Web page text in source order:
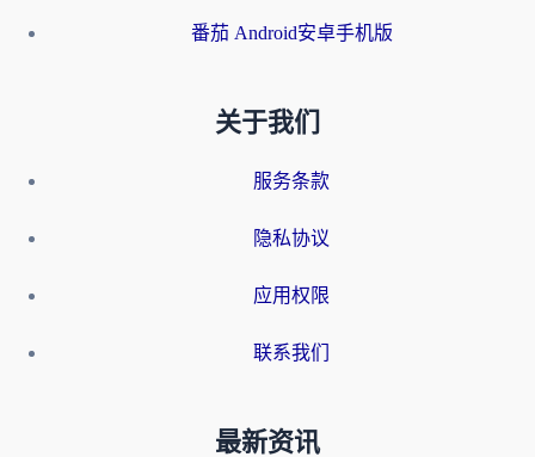
番茄 Android安卓手机版
关于我们
服务条款
隐私协议
应用权限
联系我们
最新资讯